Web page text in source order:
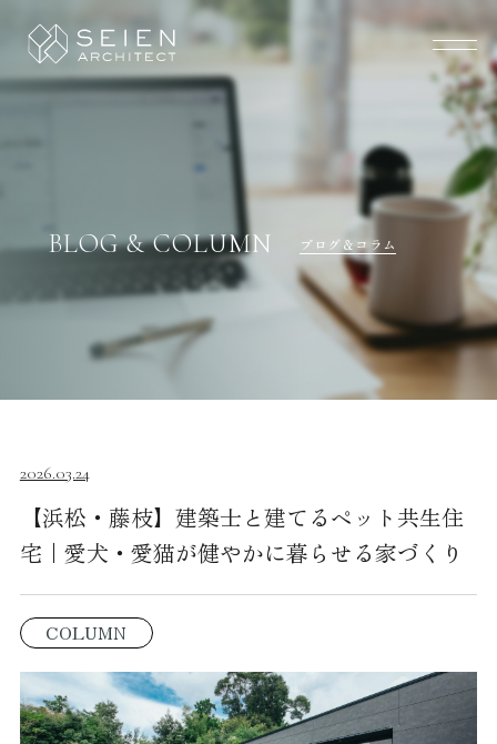
BLOG & COLUMN ブログ＆コラム
2026.03.24
【浜松・藤枝】建築士と建てるペット共生住
宅｜愛犬・愛猫が健やかに暮らせる家づくり
COLUMN